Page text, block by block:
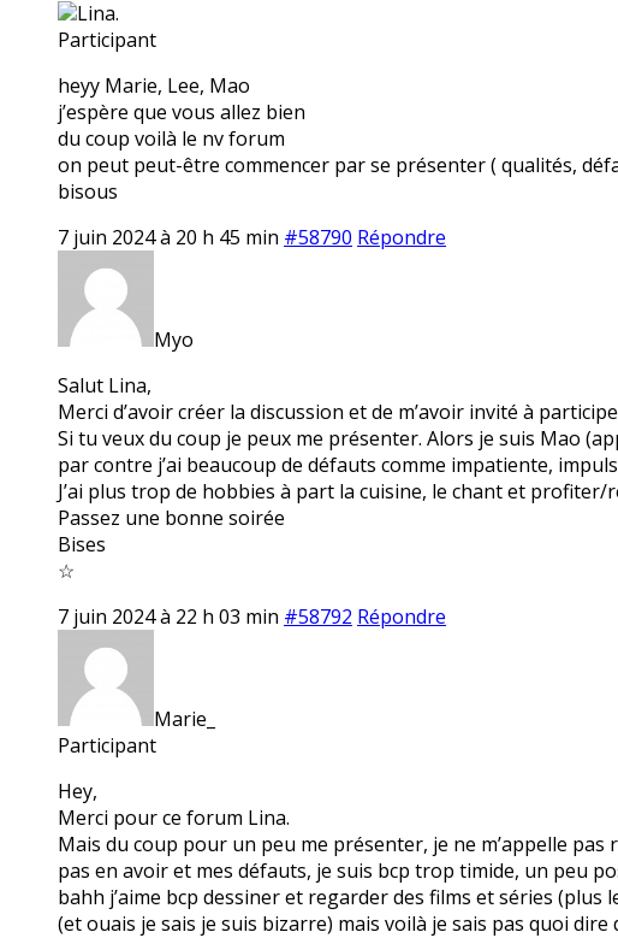
Lina.
Participant
heyy Marie, Lee, Mao
j’espère que vous allez bien
du coup voilà le nv forum
on peut peut-être commencer par se présenter ( qualités,
bisous
7 juin 2024 à 20 h 45 min #58790 Répondre
Myo
Salut Lina,
Merci d’avoir créer la discussion et de m’avoir invité à
Si tu veux du coup je peux me présenter. Alors je suis Mao
par contre j’ai beaucoup de défauts comme impatiente,
J’ai plus trop de hobbies à part la cuisine, le chant et
Passez une bonne soirée
Bises
☆
7 juin 2024 à 22 h 03 min #58792 Répondre
Marie_
Participant
Hey,
Merci pour ce forum Lina.
Mais du coup pour un peu me présenter, je ne m’appelle pas
pas en avoir et mes défauts, je suis bcp trop timide, un peu
bahh j’aime bcp dessiner et regarder des films et séries
(et ouais je sais je suis bizarre) mais voilà je sais pas quoi dire